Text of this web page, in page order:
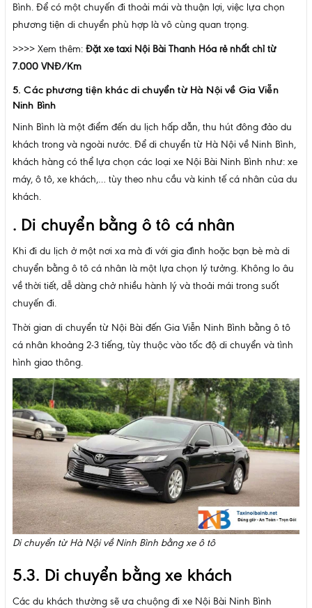
Bình. Để có một chuyến đi thoải mái và thuận lợi, việc lựa chọn
phương tiện di chuyển phù hợp là vô cùng quan trọng.
>>>> Xem thêm: Đặt xe taxi Nội Bài Thanh Hóa rẻ nhất chỉ từ
7.000 VNĐ/Km
5. Các phương tiện khác di chuyển từ Hà Nội về Gia Viễn
Ninh Bình
Ninh Bình là một điểm đến du lịch hấp dẫn, thu hút đông đảo du
khách trong và ngoài nước. Để di chuyển từ Hà Nội về Ninh Bình,
khách hàng có thể lựa chọn các loại xe Nội Bài Ninh Bình như: xe
máy, ô tô, xe khách,… tùy theo nhu cầu và kinh tế cá nhân của du
khách.
. Di chuyển bằng ô tô cá nhân
Khi đi du lịch ở một nơi xa mà đi với gia đình hoặc bạn bè mà di
chuyển bằng ô tô cá nhân là một lựa chọn lý tưởng. Không lo âu
về thời tiết, dễ dàng chở nhiều hành lý và thoải mái trong suốt
chuyến đi.
Thời gian di chuyển từ Nội Bài đến Gia Viễn Ninh Bình bằng ô tô
cá nhân khoảng 2-3 tiếng, tùy thuộc vào tốc độ di chuyển và tình
hình giao thông.
Di chuyển từ Hà Nội về Ninh Bình bằng xe ô tô
5.3. Di chuyển bằng xe khách
Các du khách thường sẽ ưa chuộng đi xe Nội Bài Ninh Bình